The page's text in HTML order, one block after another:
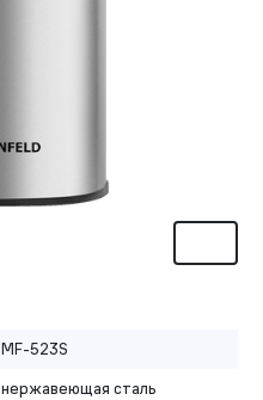
MF-523S
нержавеющая сталь